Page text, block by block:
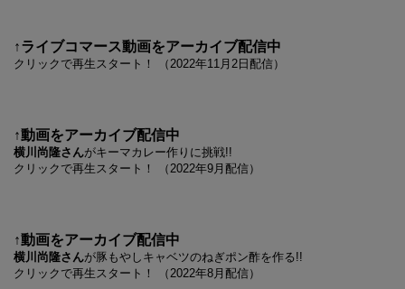
↑ライブコマース動画をアーカイブ配信中
クリックで再生スタート！ （2022年11月2日配信）
↑動画をアーカイブ配信中
横川尚隆さんがキーマカレー作りに挑戦!!
クリックで再生スタート！ （2022年9月配信）
↑動画をアーカイブ配信中
横川尚隆さんが豚もやしキャベツのねぎポン酢を作る!!
クリックで再生スタート！ （2022年8月配信）